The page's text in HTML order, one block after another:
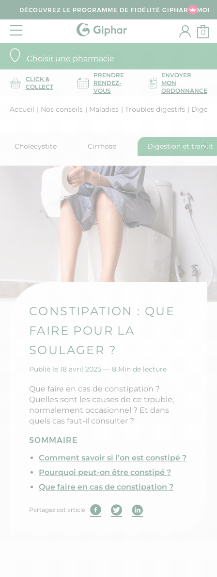
DÉCOUVREZ LE PROGRAMME DE FIDÉLITÉ GIPHAR & MOI
Choisir une pharmacie
0
CLICK &
COLLECT
PRENDRE
RENDEZ-
VOUS
ENVOYER
MON
ORDONNANCE
Accueil Nos conseils Maladies Troubles digestifs
Cholecystite Cirrhose Digestion et transit
CONSTIPATION : QUE
FAIRE POUR LA
SOULAGER ?
Publié le 18 avril 2025 — 8 Min de lecture
Que faire en cas de constipation ?
Quelles sont les causes de ce trouble,
normalement occasionnel ? Et dans
quels cas faut-il consulter ?
SOMMAIRE
Comment savoir si l’on est constipé ?
Pourquoi peut-on être constipé ?
Que faire en cas de constipation ?
Partagez cet article